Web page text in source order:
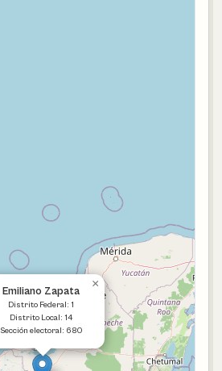
Emiliano Zapata
Distrito Federal: 1
Distrito Local: 14
Sección electoral: 680
×